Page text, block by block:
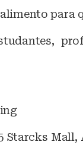
para
Starcks